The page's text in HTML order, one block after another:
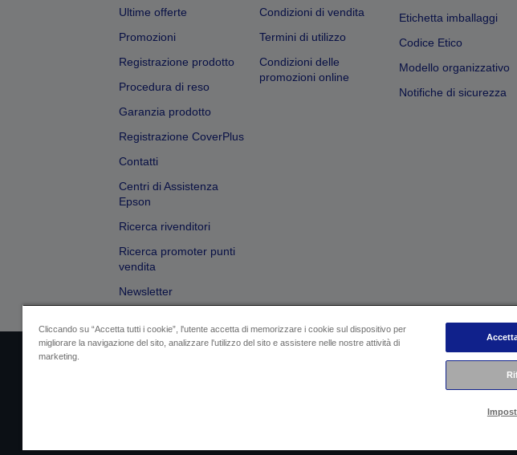
Ultime offerte
Promozioni
Registrazione prodotto
Procedura di reso
Garanzia prodotto
Registrazione CoverPlus
Contatti
Centri di Assistenza
Epson
Ricerca rivenditori
Ricerca promoter punti
vendita
Newsletter
Condizioni di vendita
Termini di utilizzo
Condizioni delle
promozioni online
Etichetta imballaggi
Codice Etico
Modello organizzativo
Notifiche di sicurezza
Contattaci per informazioni sui tuoi dati
Copyright
Epson Italia
Cliccando su “Accetta tutti i cookie”, l'utente accetta di memorizzare i cookie sul dispositivo per
migliorare la navigazione del sito, analizzare l'utilizzo del sito e assistere nelle nostre attività di
marketing.